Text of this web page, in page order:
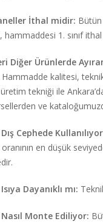
İthal midir:
1. sınıf
Diğer Ürünlerde
kalitesi,
tekniği ile
ve
Cephede
en düşük
Dayanıklı mı:
Monte Ediliyor: